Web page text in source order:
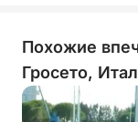
Похожие
Гросето,